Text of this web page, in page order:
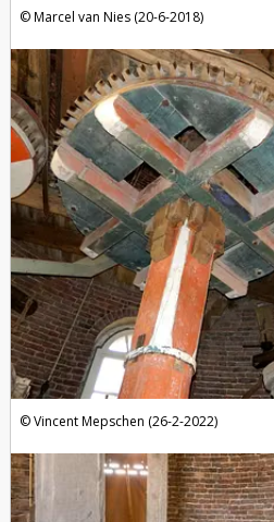
Marcel van Nies (20-6-2018)
Vincent Mepschen (26-2-2022)